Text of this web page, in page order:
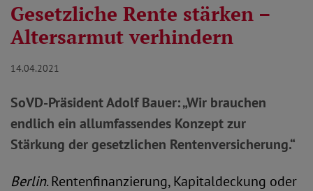
Gesetzliche Rente stärken –
Altersarmut verhindern
14.04.2021
SoVD-Präsident Adolf Bauer: „Wir brauchen
endlich ein allumfassendes Konzept zur
Stärkung der gesetzlichen Rentenversicherung.“
Berlin. Rentenfinanzierung, Kapitaldeckung oder